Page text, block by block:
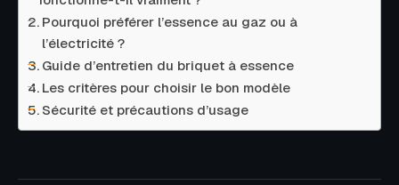
Pourquoi préférer l’essence au gaz ou à
l’électricité ?
Guide d’entretien du briquet à essence
Les critères pour choisir le bon modèle
Sécurité et précautions d’usage